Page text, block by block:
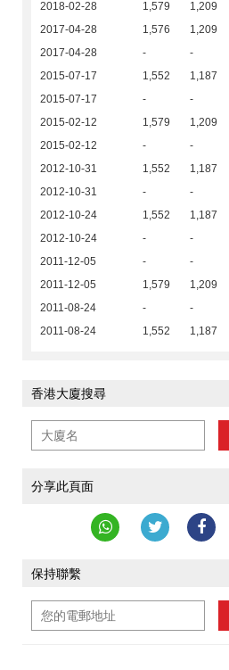
2018-02-28 1,579 1,209
2017-04-28
1,576 1,209
2017-04-28
- -
2015-07-17
1,552 1,187
2015-07-17
- -
2015-02-12
1,579 1,209
2015-02-12
- -
2012-10-31
1,552 1,187
2012-10-31
- -
2012-10-24
1,552 1,187
2012-10-24
- -
2011-12-05
- -
2011-12-05
1,579 1,209
2011-08-24
- -
2011-08-24
1,552 1,187
香港大廈搜尋
分享此頁面
保持聯繫